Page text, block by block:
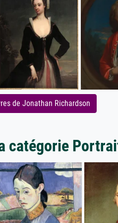
de Jonathan Richardson
catégorie